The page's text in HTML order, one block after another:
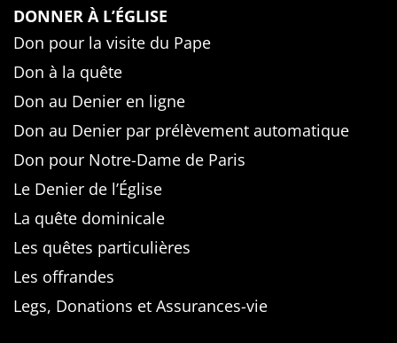
DONNER À L’ÉGLISE
Don pour la visite du Pape
Don à la quête
Don au Denier en ligne
Don au Denier par prélèvement automatique
Don pour Notre-Dame de Paris
Le Denier de l’Église
La quête dominicale
Les quêtes particulières
Les offrandes
Legs, Donations et Assurances-vie